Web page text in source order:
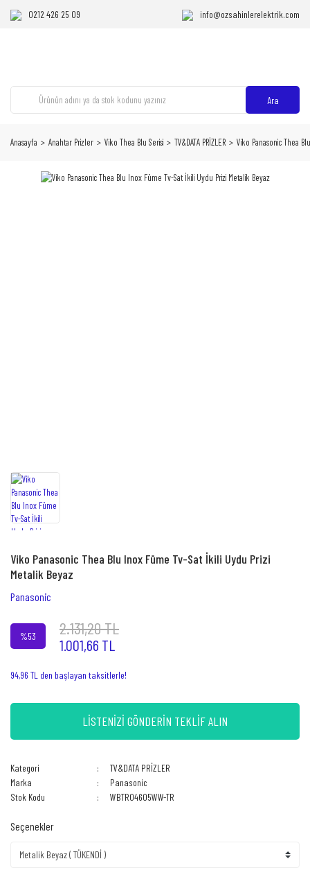
0212 426 25 09 info@ozsahinlerelektrik.com
Ara
Anasayfa Anahtar Prizler Viko Thea Blu Serisi TV&DATA PRİZLER Viko Panasonic Thea
Viko Panasonic Thea Blu Inox Füme Tv-Sat İkili Uydu Prizi
Metalik Beyaz
Panasonic
%53 2.131,20 TL
1.001,66 TL
94,96 TL den başlayan taksitlerle!
LİSTENİZİ GÖNDERİN TEKLİF ALIN
Kategori
TV&DATA PRİZLER
Marka
Panasonic
Stok Kodu
WBTR04605WW-TR
Seçenekler